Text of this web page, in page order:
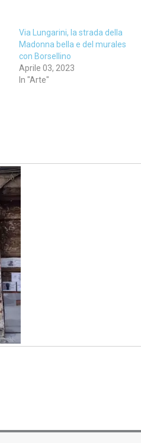
Via Lungarini, la strada della
Madonna bella e del murales
con Borsellino
Aprile 03, 2023
In "Arte"